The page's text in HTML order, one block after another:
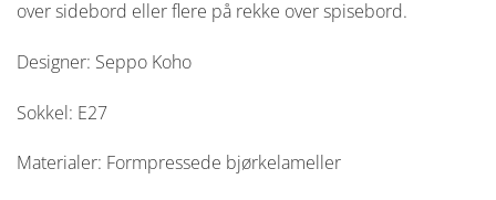
over sidebord eller flere på rekke over spisebord.
Designer: Seppo Koho
Sokkel: E27
Materialer: Formpressede bjørkelameller